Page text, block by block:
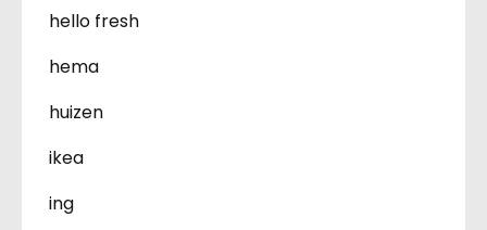
hello fresh
hema
huizen
ikea
ing